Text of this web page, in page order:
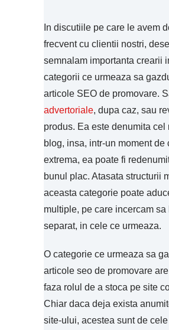
In discutiile pe care le avem
frecvent cu clientii nostri,
semnalam importanta crearii
categorii ce urmeaza sa
articole SEO de promovare.
advertoriale, dupa caz, sau
produs. Ea este denumita cel
blog, insa, intr-un moment de
extrema, ea poate fi
bunul plac. Atasata structurii
aceasta categorie poate
multiple, pe care incercam sa
separat, in cele ce urmeaza.
O categorie ce urmeaza sa
articole seo de promovare
faza rolul de a stoca pe site
Chiar daca deja exista
site-ului, acestea sunt de